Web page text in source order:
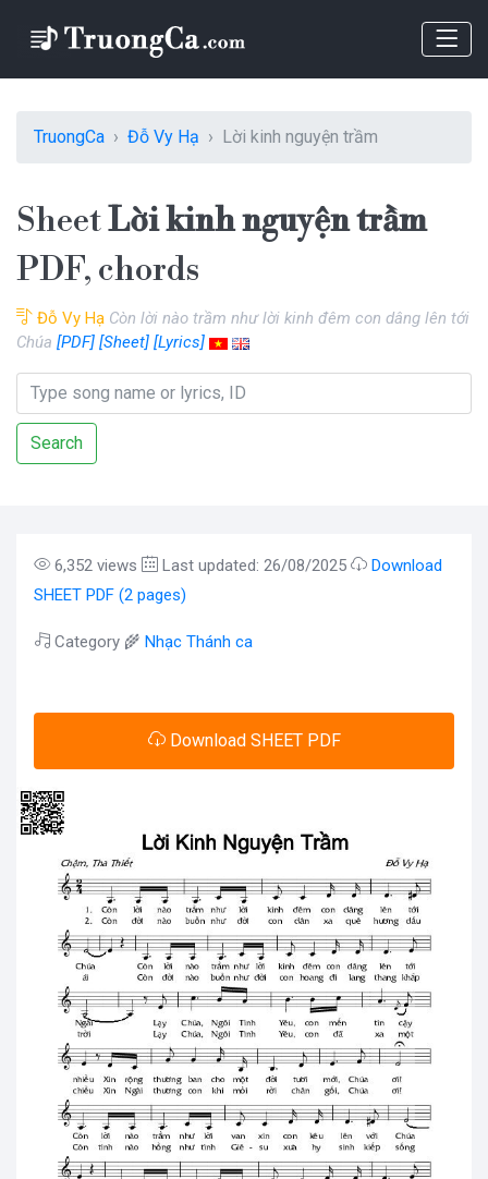
TruongCa Đỗ Vy Hạ Lời kinh nguyện trầm
SheetLời kinh nguyện trầm
PDF, chords
Đỗ Vy Hạ Còn lời nào trầm như lời kinh đêm con dâng lên tới
Chúa [PDF] [Sheet] [Lyrics]
Search
6,352 views Last updated: 26/08/2025
Download
SHEET PDF (2 pages)
Category 🌾 Nhạc Thánh ca
Download SHEET PDF